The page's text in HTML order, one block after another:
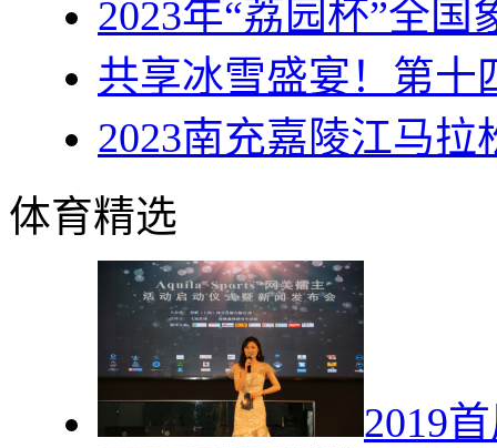
2023年“荔园杯”全国
共享冰雪盛宴！第十
2023南充嘉陵江马拉
体育精选
2019